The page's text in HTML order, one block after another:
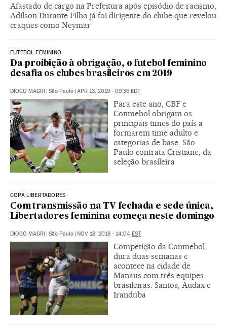
Afastado de cargo na Prefeitura após episódio de racismo,
Adilson Durante Filho já foi dirigente do clube que revelou
craques como Neymar
FUTEBOL FEMININO
Da proibição à obrigação, o futebol feminino
desafia os clubes brasileiros em 2019
DIOGO MAGRI | São Paulo | APR 13, 2019 - 09:36 EDT
Para este ano, CBF e
Conmebol obrigam os
principais times do país a
formarem time adulto e
categorias de base. São
Paulo contrata Cristiane, da
seleção brasileira
COPA LIBERTADORES
Com transmissão na TV fechada e sede única,
Libertadores feminina começa neste domingo
DIOGO MAGRI | São Paulo | NOV 18, 2018 - 14:04 EST
Competição da Conmebol
dura duas semanas e
acontece na cidade de
Manaus com três equipes
brasileiras: Santos, Audax e
Iranduba